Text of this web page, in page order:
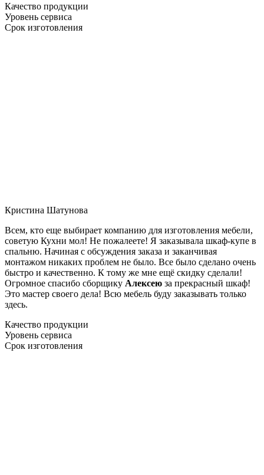
Качество продукции
Уровень сервиса
Срок изготовления
Кристина Шатунова
Всем, кто еще выбирает компанию для изготовления мебели,
советую Кухни мол! Не пожалеете! Я заказывала шкаф-купе в
спальню. Начиная с обсуждения заказа и заканчивая
монтажом никаких проблем не было. Все было сделано очень
быстро и качественно. К тому же мне ещё скидку сделали!
Огромное спасибо сборщику Алексею за прекрасный шкаф!
Это мастер своего дела! Всю мебель буду заказывать только
здесь.
Качество продукции
Уровень сервиса
Срок изготовления